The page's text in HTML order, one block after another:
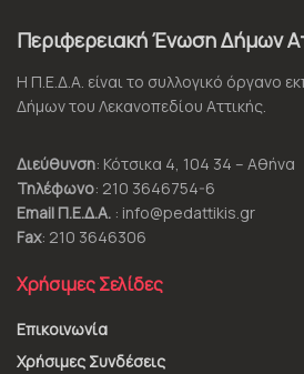
Περιφερειακή Ένωση Δήμων
Η Π.Ε.Δ.Α. είναι το συλλογικό όργανο
Δήμων του Λεκανοπεδίου Αττικής.
Διεύθυνση: Κότσικα 4, 104 34 – Αθήνα
Τηλέφωνο: 210 3646754-6
Email Π.Ε.Δ.Α. : info@pedattikis.gr
Fax: 210 3646306
Χρήσιμες Σελίδες
Επικοινωνία
Χρήσιμες Συνδέσεις